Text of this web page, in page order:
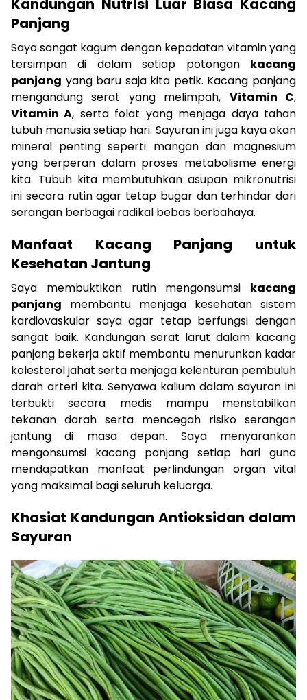
Kandungan Nutrisi Luar Biasa Kacang
Panjang
Saya sangat kagum dengan kepadatan vitamin yang
tersimpan di dalam setiap potongan kacang
panjang yang baru saja kita petik. Kacang panjang
mengandung serat yang melimpah, Vitamin C,
Vitamin A, serta folat yang menjaga daya tahan
tubuh manusia setiap hari. Sayuran ini juga kaya akan
mineral penting seperti mangan dan magnesium
yang berperan dalam proses metabolisme energi
kita. Tubuh kita membutuhkan asupan mikronutrisi
ini secara rutin agar tetap bugar dan terhindar dari
serangan berbagai radikal bebas berbahaya.
Manfaat Kacang Panjang untuk
Kesehatan Jantung
Saya membuktikan rutin mengonsumsi kacang
panjang membantu menjaga kesehatan sistem
kardiovaskular saya agar tetap berfungsi dengan
sangat baik. Kandungan serat larut dalam kacang
panjang bekerja aktif membantu menurunkan kadar
kolesterol jahat serta menjaga kelenturan pembuluh
darah arteri kita. Senyawa kalium dalam sayuran ini
terbukti secara medis mampu menstabilkan
tekanan darah serta mencegah risiko serangan
jantung di masa depan. Saya menyarankan
mengonsumsi kacang panjang setiap hari guna
mendapatkan manfaat perlindungan organ vital
yang maksimal bagi seluruh keluarga.
Khasiat Kandungan Antioksidan dalam
Sayuran